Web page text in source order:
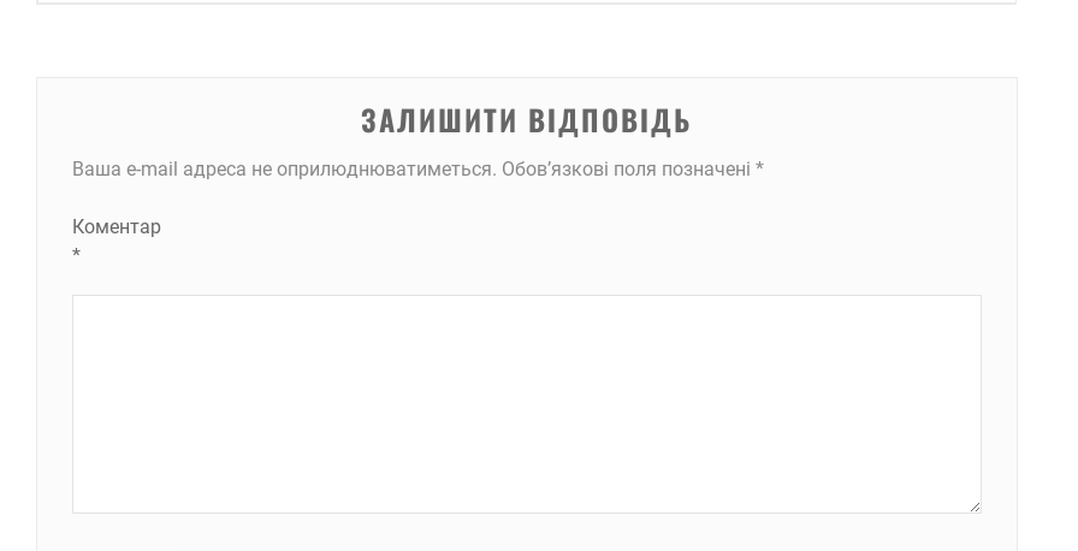
ЗАЛИШИТИ ВІДПОВІДЬ
Ваша e-mail адреса не оприлюднюватиметься. Обов’язкові поля позначені *
Коментар
*